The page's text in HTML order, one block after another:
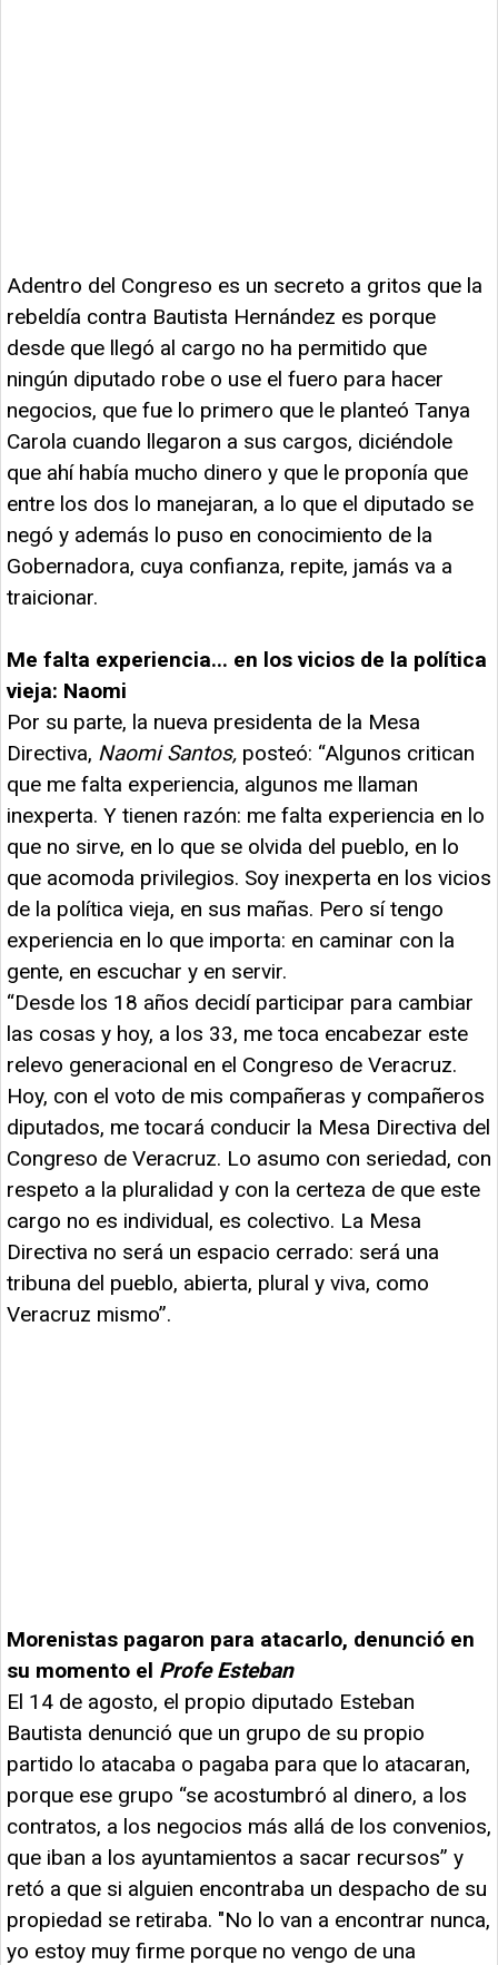
Adentro del Congreso es un secreto a gritos que la
rebeldía contra Bautista Hernández es porque
desde que llegó al cargo no ha permitido que
ningún diputado robe o use el fuero para hacer
negocios, que fue lo primero que le planteó Tanya
Carola cuando llegaron a sus cargos, diciéndole
que ahí había mucho dinero y que le proponía que
entre los dos lo manejaran, a lo que el diputado se
negó y además lo puso en conocimiento de la
Gobernadora, cuya confianza, repite, jamás va a
traicionar.
Me falta experiencia... en los vicios de la política
vieja: Naomi
Por su parte, la nueva presidenta de la Mesa
Directiva, Naomi Santos, posteó: “Algunos critican
que me falta experiencia, algunos me llaman
inexperta. Y tienen razón: me falta experiencia en lo
que no sirve, en lo que se olvida del pueblo, en lo
que acomoda privilegios. Soy inexperta en los vicios
de la política vieja, en sus mañas. Pero sí tengo
experiencia en lo que importa: en caminar con la
gente, en escuchar y en servir.
“Desde los 18 años decidí participar para cambiar
las cosas y hoy, a los 33, me toca encabezar este
relevo generacional en el Congreso de Veracruz.
Hoy, con el voto de mis compañeras y compañeros
diputados, me tocará conducir la Mesa Directiva del
Congreso de Veracruz. Lo asumo con seriedad, con
respeto a la pluralidad y con la certeza de que este
cargo no es individual, es colectivo. La Mesa
Directiva no será un espacio cerrado: será una
tribuna del pueblo, abierta, plural y viva, como
Veracruz mismo”.
Morenistas pagaron para atacarlo, denunció en
su momento el Profe Esteban
El 14 de agosto, el propio diputado Esteban
Bautista denunció que un grupo de su propio
partido lo atacaba o pagaba para que lo atacaran,
porque ese grupo “se acostumbró al dinero, a los
contratos, a los negocios más allá de los convenios,
que iban a los ayuntamientos a sacar recursos” y
retó a que si alguien encontraba un despacho de su
propiedad se retiraba. "No lo van a encontrar nunca,
yo estoy muy firme porque no vengo de una